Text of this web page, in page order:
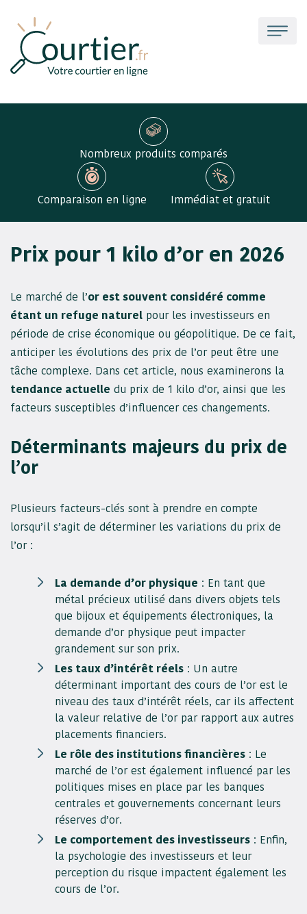
Nombreux produits comparés
Comparaison en ligne Immédiat et gratuit
Prix pour 1 kilo d’or en 2026
Le marché de l’or est souvent considéré comme
étant un refuge naturel pour les investisseurs en
période de crise économique ou géopolitique. De ce fait,
anticiper les évolutions des prix de l’or peut être une
tâche complexe. Dans cet article, nous examinerons la
tendance actuelle du prix de 1 kilo d’or, ainsi que les
facteurs susceptibles d’influencer ces changements.
Déterminants majeurs du prix de
l’or
Plusieurs facteurs-clés sont à prendre en compte
lorsqu’il s’agit de déterminer les variations du prix de
l’or :
La demande d’or physique : En tant que
métal précieux utilisé dans divers objets tels
que bijoux et équipements électroniques, la
demande d’or physique peut impacter
grandement sur son prix.
Les taux d’intérêt réels : Un autre
déterminant important des cours de l’or est le
niveau des taux d’intérêt réels, car ils affectent
la valeur relative de l’or par rapport aux autres
placements financiers.
Le rôle des institutions financières : Le
marché de l’or est également influencé par les
politiques mises en place par les banques
centrales et gouvernements concernant leurs
réserves d’or.
Le comportement des investisseurs : Enfin,
la psychologie des investisseurs et leur
perception du risque impactent également les
cours de l’or.